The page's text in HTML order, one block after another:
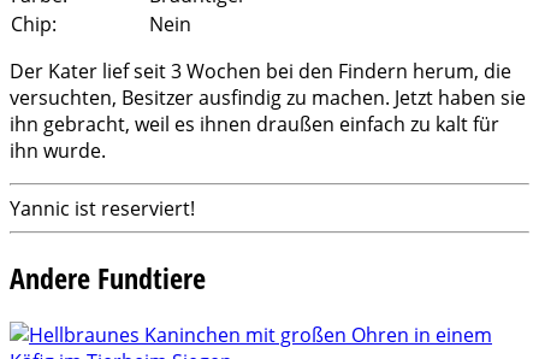
Chip:
Nein
Der Kater lief seit 3 Wochen bei den Findern herum, die
versuchten, Besitzer ausfindig zu machen. Jetzt haben sie
ihn gebracht, weil es ihnen draußen einfach zu kalt für
ihn wurde.
Yannic ist reserviert!
Andere Fundtiere